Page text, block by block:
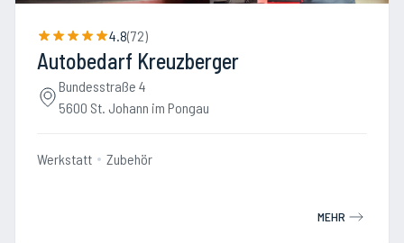
4.8(72)
Autobedarf Kreuzberger
Bundesstraße 4
5600 St. Johann im Pongau
Werkstatt Zubehör
MEHR